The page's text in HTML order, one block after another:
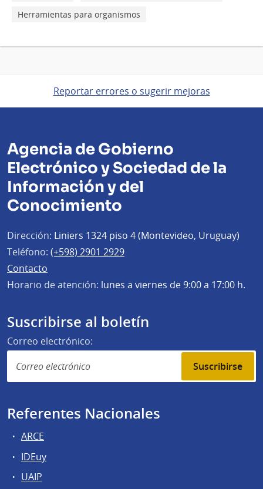
Herramientas para organismos
Reportar errores o sugerir mejoras
Agencia de Gobierno
Electrónico y Sociedad de la
Información y del
Conocimiento
Dirección: Liniers 1324 piso 4 (Montevideo, Uruguay)
Teléfono: (+598) 2901 2929
Contacto
Horario de atención: lunes a viernes de 9:00 a 17:00 h.
Suscribirse al boletín
Correo electrónico:
Suscribirse
Referentes Nacionales
ARCE
IDEuy
UAIP